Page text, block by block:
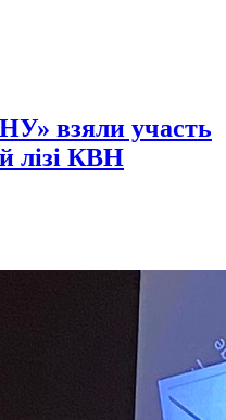
взяли участь
лізі КВН